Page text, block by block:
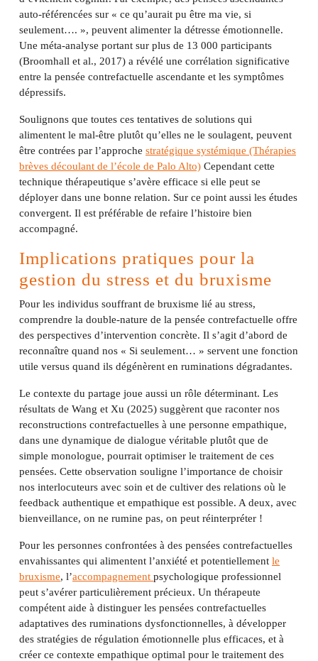
auto-référencées sur « ce qu’aurait pu être ma vie, si
seulement…. », peuvent alimenter la détresse émotionnelle.
Une méta-analyse portant sur plus de 13 000 participants
(Broomhall et al., 2017) a révélé une corrélation significative
entre la pensée contrefactuelle ascendante et les symptômes
dépressifs.
Soulignons que toutes ces tentatives de solutions qui
alimentent le mal-être plutôt qu’elles ne le soulagent, peuvent
être contrées par l’approche stratégique systémique (Thérapies
brèves découlant de l’école de Palo Alto) Cependant cette
technique thérapeutique s’avère efficace si elle peut se
déployer dans une bonne relation. Sur ce point aussi les études
convergent. Il est préférable de refaire l’histoire bien
accompagné.
Implications pratiques pour la
gestion du stress et du bruxisme
Pour les individus souffrant de bruxisme lié au stress,
comprendre la double-nature de la pensée contrefactuelle offre
des perspectives d’intervention concrète. Il s’agit d’abord de
reconnaître quand nos « Si seulement… » servent une fonction
utile versus quand ils dégénèrent en ruminations dégradantes.
Le contexte du partage joue aussi un rôle déterminant. Les
résultats de Wang et Xu (2025) suggèrent que raconter nos
reconstructions contrefactuelles à une personne empathique,
dans une dynamique de dialogue véritable plutôt que de
simple monologue, pourrait optimiser le traitement de ces
pensées. Cette observation souligne l’importance de choisir
nos interlocuteurs avec soin et de cultiver des relations où le
feedback authentique et empathique est possible. A deux, avec
bienveillance, on ne rumine pas, on peut réinterpréter !
Pour les personnes confrontées à des pensées contrefactuelles
envahissantes qui alimentent l’anxiété et potentiellement le
bruxisme, l’accompagnement psychologique professionnel
peut s’avérer particulièrement précieux. Un thérapeute
compétent aide à distinguer les pensées contrefactuelles
adaptatives des ruminations dysfonctionnelles, à développer
des stratégies de régulation émotionnelle plus efficaces, et à
créer ce contexte empathique optimal pour le traitement des